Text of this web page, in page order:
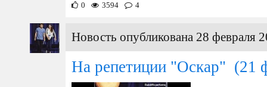
0 3594 4
Новость опубликована 28 февраля
На репетиции "Оскар" (21